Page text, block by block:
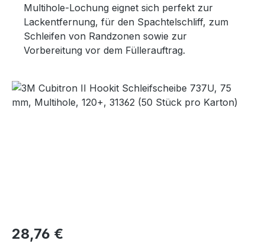
Multihole-Lochung eignet sich perfekt zur
Lackentfernung, für den Spachtelschliff, zum
Schleifen von Randzonen sowie zur
Vorbereitung vor dem Füllerauftrag.
Bildergalerie überspringen
Regulärer Preis:
28,76 €